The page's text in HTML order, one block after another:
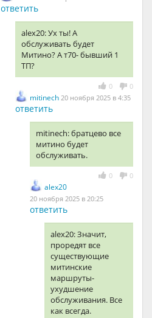
ответить
alex20: Ух ты! А
обслуживать будет
Митино? А т70- бывший 1
ТП?
0 0
mitinech 20 ноября 2025 в 4:35
ответить
mitinech: братцево все
митино будет
обслуживать.
0 0
alex20
20 ноября 2025 в 20:25
ответить
alex20: Значит,
проредят все
существующие
митинские
маршруты-
ухудшение
обслуживания. Все
как всегда.